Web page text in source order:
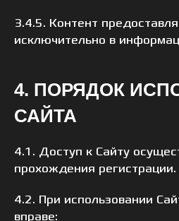
3.4.5. Контент
исключительно в
4. ПОРЯДОК
САЙТА
4.1. Доступ к Сайту
прохождения регистрации.
4.2. При использовании
вправе: